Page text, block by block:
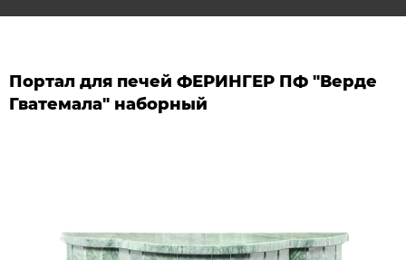
Портал для печей ФЕРИНГЕР ПФ "Верде
Гватемала" наборный